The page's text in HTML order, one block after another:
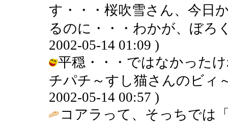
す・・・桜吹雪さん、今日
るのに・・・わかが、ぼろ
2002-05-14 01:09 )
平穏・・・ではなかった
チパチ～すし猫さんのビィ
2002-05-14 00:57 )
コアラって、そっちでは